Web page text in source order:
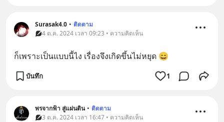
Surasak4.0 • ติดตาม
4 ต.ค. 2024 เวลา 09:23 • ความคิดเห็น
ก็เพราะเป็นแบบนี้ไง เรื่องจึงเกิดขึ้นไม่หยุด 😄
บันทึก 1
พรจากฟ้า สู่แผ่นดิน • ติดตาม
3 ต.ค. 2024 เวลา 16:47 • ความคิดเห็น